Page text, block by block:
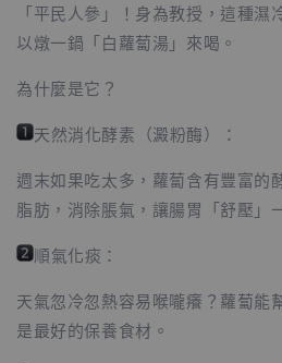
「平民人參」！身為教授，這種
以燉一鍋「白蘿蔔湯」來喝。
為什麼是它？
天然消化酵素（澱粉酶）：
週末如果吃太多，蘿蔔含有豐富的
脂肪，消除脹氣，讓腸胃「舒壓」
順氣化痰：
天氣忽冷忽熱容易喉嚨癢？蘿蔔能
是最好的保養食材。